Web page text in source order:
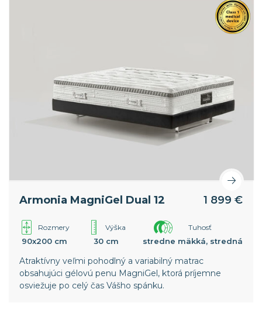
Armonia MagniGel Dual 12 1 899 €
Rozmery
90x200 cm
Výška
30 cm
Tuhosť
stredne mäkká, stredná
Atraktívny veľmi pohodlný a variabilný matrac
obsahujúci gélovú penu MagniGel, ktorá príjemne
osviežuje po celý čas Vášho spánku.